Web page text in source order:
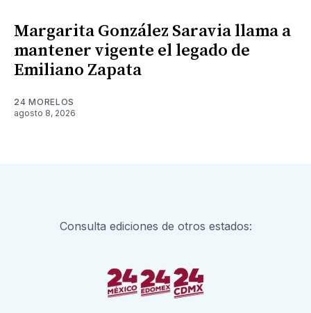
Margarita González Saravia llama a
mantener vigente el legado de
Emiliano Zapata
24 MORELOS
agosto 8, 2026
Consulta ediciones de otros estados: